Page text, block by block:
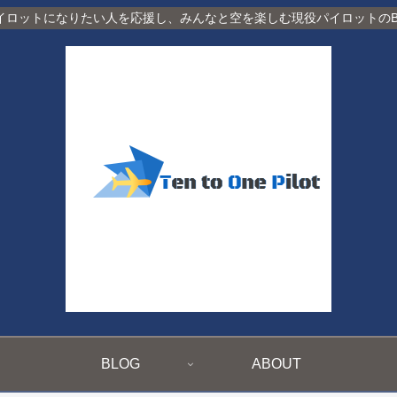
ロットになりたい人を応援し、みんなと空を楽しむ現役パイロットの
BLOG ABOUT